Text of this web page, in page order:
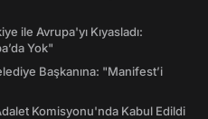
ile Avrupa'yı Kıyasladı:
Yok"
Başkanına: "Manifest’i
Komisyonu'nda Kabul Edildi